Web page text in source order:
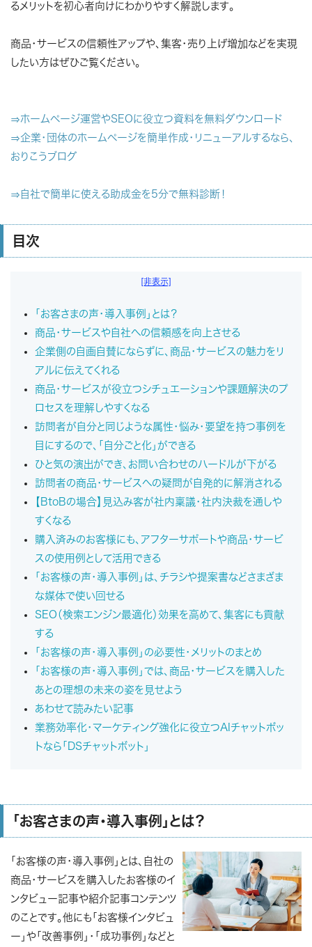
るメリットを初心者向けにわかりやすく解説します。
商品・サービスの信頼性アップや、集客・売り上げ増加などを実現
したい方はぜひご覧ください。
⇒ホームページ運営やSEOに役立つ資料を無料ダウンロード
⇒企業・団体のホームページを簡単作成・リニューアルするなら、
おりこうブログ
⇒自社で簡単に使える助成金を5分で無料診断！
目次
[非表示]
「お客さまの声・導入事例」とは？
商品・サービスや自社への信頼感を向上させる
企業側の自画自賛にならずに、商品・サービスの魅力をリ
アルに伝えてくれる
商品・サービスが役立つシチュエーションや課題解決のプ
ロセスを理解しやすくなる
訪問者が自分と同じような属性・悩み・要望を持つ事例を
目にするので、「自分ごと化」ができる
ひと気の演出ができ、お問い合わせのハードルが下がる
訪問者の商品・サービスへの疑問が自発的に解消される
【BtoBの場合】見込み客が社内稟議・社内決裁を通しや
すくなる
購入済みのお客様にも、アフターサポートや商品・サービ
スの使用例として活用できる
「お客様の声・導入事例」は、チラシや提案書などさまざま
な媒体で使い回せる
SEO（検索エンジン最適化）効果を高めて、集客にも貢献
する
「お客様の声・導入事例」の必要性・メリットのまとめ
「お客様の声・導入事例」では、商品・サービスを購入した
あとの理想の未来の姿を見せよう
あわせて読みたい記事
業務効率化・マーケティング強化に役立つAIチャットボッ
トなら「DSチャットボット」
「お客さまの声・導入事例」とは？
「お客様の声・導入事例」とは、自社の
商品・サービスを購入したお客様のイ
ンタビュー記事や紹介記事コンテンツ
のことです。他にも「お客様インタビュ
ー」や「改善事例」・「成功事例」などと